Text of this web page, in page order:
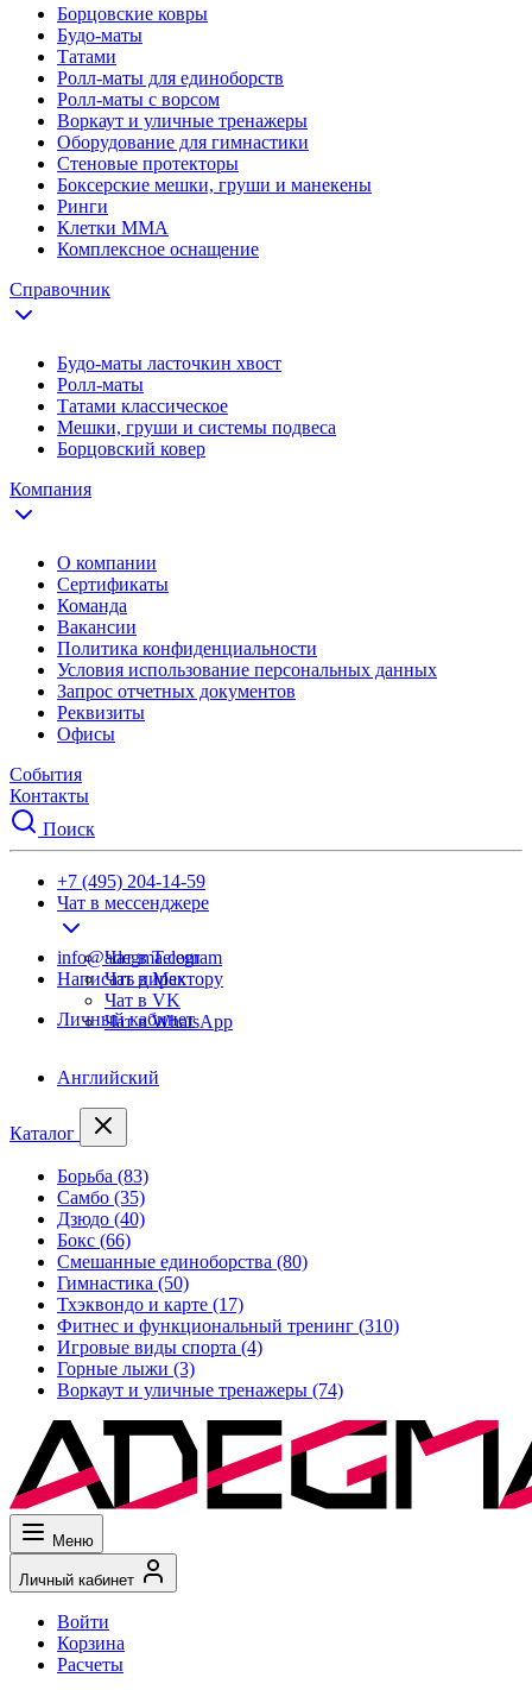
Борцовские ковры
Будо-маты
Татами
Ролл-маты для единоборств
Ролл-маты с ворсом
Воркаут и уличные тренажеры
Оборудование для гимнастики
Стеновые протекторы
Боксерские мешки, груши и манекены
Ринги
Клетки ММА
Комплексное оснащение
Справочник
Будо-маты ласточкин хвост
Ролл-маты
Татами классическое
Мешки, груши и системы подвеса
Борцовский ковер
Компания
О компании
Сертификаты
Команда
Вакансии
Политика конфиденциальности
Условия использование персональных данных
Запрос отчетных документов
Реквизиты
Офисы
События
Контакты
Поиск
+7 (495) 204-14-59
Чат в мессенджере
Чат в Telegram
Чат в Max
Чат в VK
Чат в WhatsApp
info@adegma.com
Написать директору
Личный кабинет
Английский
Каталог
Борьба (83)
Самбо (35)
Дзюдо (40)
Бокс (66)
Смешанные единоборства (80)
Гимнастика (50)
Тхэквондо и карте (17)
Фитнес и функциональный тренинг (310)
Игровые виды спорта (4)
Горные лыжи (3)
Воркаут и уличные тренажеры (74)
Меню
Личный кабинет
Войти
Корзина
Расчеты